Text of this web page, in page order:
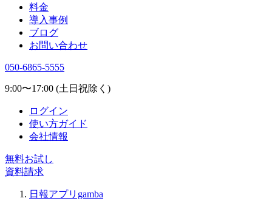
料金
導入事例
ブログ
お問い合わせ
050-6865-5555
9:00〜17:00 (土日祝除く)
ログイン
使い方ガイド
会社情報
無料お試し
資料請求
日報アプリgamba